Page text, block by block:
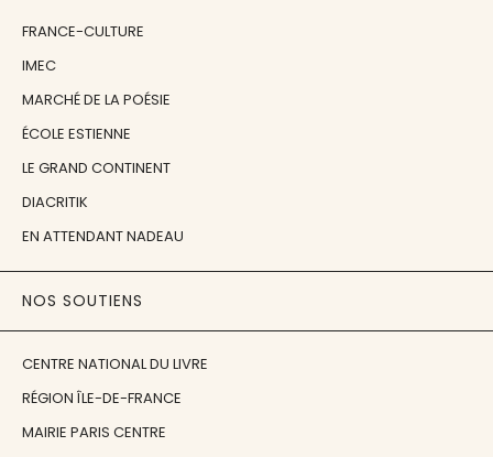
FRANCE-CULTURE
IMEC
MARCHÉ DE LA POÉSIE
ÉCOLE ESTIENNE
LE GRAND CONTINENT
DIACRITIK
EN ATTENDANT NADEAU
NOS SOUTIENS
CENTRE NATIONAL DU LIVRE
RÉGION ÎLE-DE-FRANCE
MAIRIE PARIS CENTRE